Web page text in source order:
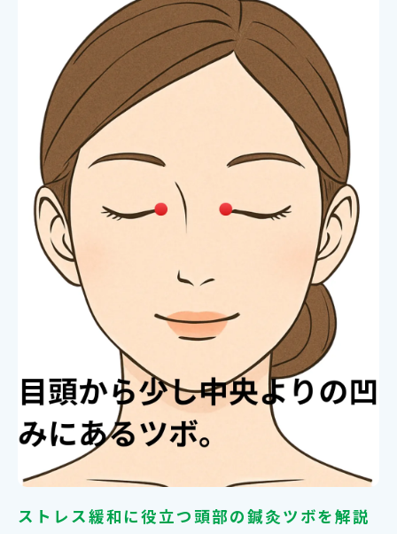
ストレス緩和に役立つ頭部の鍼灸ツボを解説